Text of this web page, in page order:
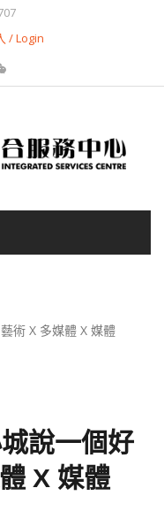
/ Login
術 X 多媒體 X 媒體
說一個好
X 媒體